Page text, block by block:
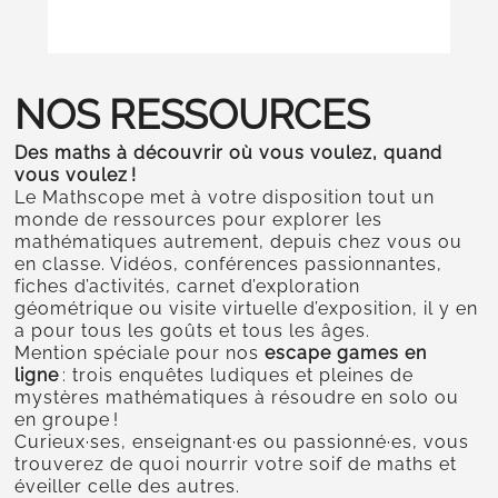
NOS RESSOURCES
Des maths à découvrir où vous voulez, quand
vous voulez !
Le Mathscope met à votre disposition tout un
monde de ressources pour explorer les
mathématiques autrement, depuis chez vous ou
en classe. Vidéos, conférences passionnantes,
fiches d’activités, carnet d’exploration
géométrique ou visite virtuelle d’exposition, il y en
a pour tous les goûts et tous les âges.
Mention spéciale pour nosescape games en
ligne : trois enquêtes ludiques et pleines de
mystères mathématiques à résoudre en solo ou
en groupe !
Curieux·ses, enseignant·es ou passionné·es, vous
trouverez de quoi nourrir votre soif de maths et
éveiller celle des autres.